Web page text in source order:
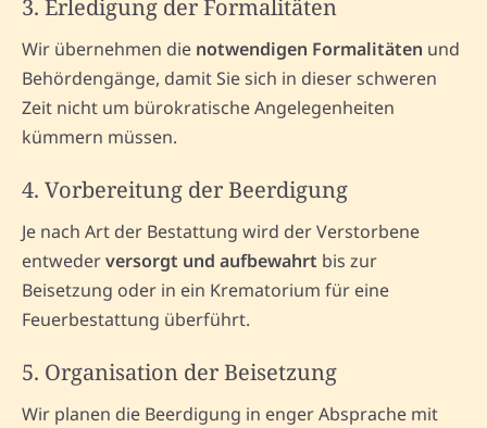
3. Erledigung der Formalitäten
Wir übernehmen die notwendigen Formalitäten und
Behördengänge, damit Sie sich in dieser schweren
Zeit nicht um bürokratische Angelegenheiten
kümmern müssen.
4. Vorbereitung der Beerdigung
Je nach Art der Bestattung wird der Verstorbene
entwederversorgt und aufbewahrt bis zur
Beisetzung oder in ein Krematorium für eine
Feuerbestattung überführt.
5. Organisation der Beisetzung
Wir planen die Beerdigung in enger Absprache mit